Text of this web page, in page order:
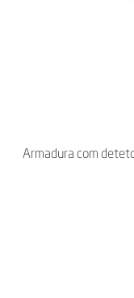
Armadura com